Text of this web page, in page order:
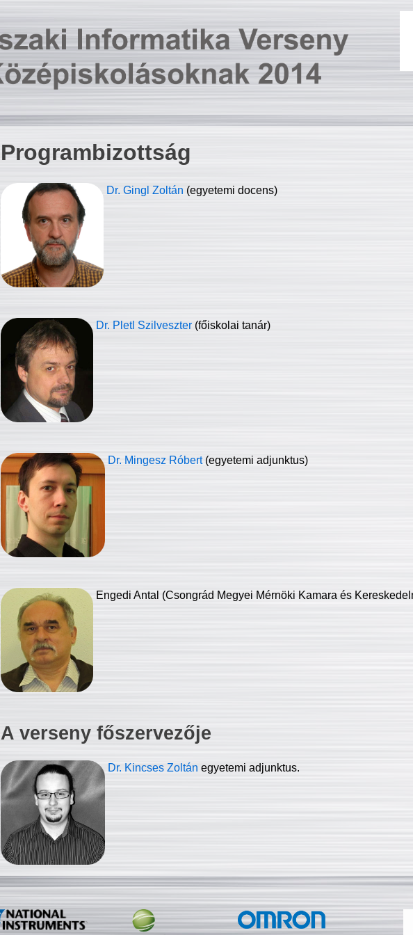
Programbizottság
Dr. Gingl Zoltán (egyetemi docens)
Dr. Pletl Szilveszter (főiskolai tanár)
Dr. Mingesz Róbert (egyetemi adjunktus)
Engedi Antal (Csongrád Megyei Mérnöki Kamara és
A verseny főszervezője
Dr. Kincses Zoltán egyetemi adjunktus.